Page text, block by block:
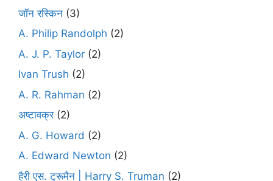
जॉन रस्किन (3)
A. Philip Randolph (2)
A. J. P. Taylor (2)
Ivan Trush (2)
A. R. Rahman (2)
अष्टावक्र(2)
A. G. Howard (2)
A. Edward Newton (2)
हैरी एस. ट्रूमैन | Harry S. Truman (2)